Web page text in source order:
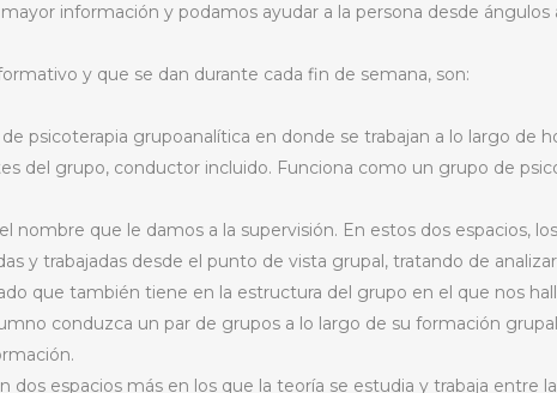
información y podamos ayudar a la persona desde
y que se dan durante cada fin de semana, son:
de psicoterapia grupoanalítica en donde se trabajan a lo largo de
del grupo, conductor incluido. Funciona como un grupo de
nombre que le damos a la supervisión. En estos dos espacios,
y trabajadas desde el punto de vista grupal, tratando de
que también tiene en la estructura del grupo en el que nos
conduzca un par de grupos a lo largo de su formación
dos espacios más en los que la teoría se estudia y trabaja entre